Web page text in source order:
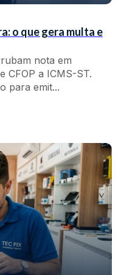
o que gera multa e
nota em
CFOP a ICMS-ST.
para emit...